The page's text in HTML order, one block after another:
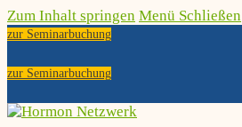
Zum Inhalt springen Menü Schließen
zur Seminarbuchung
zur Seminarbuchung